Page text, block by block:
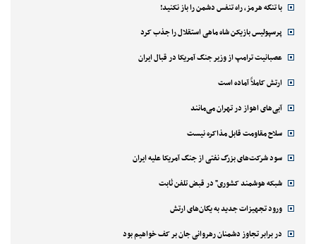
با تنگه هرمز، راه تنفس دشمن را باز نکنید!
پرسپولیس بازیکن شاه ماهی استقلال را جذب کرد
عصبانیت ترامپ از وزیر جنگ آمریکا در قبال ایران
ارتش کاملاً آماده است
آبی‌های اهواز در تهران می‌مانند
سلاح مقاومت قابل مذاکره نیست
سود شرکت‌های بزرگ نفتی از جنگ آمریکا علیه ایران
شبکه هوشمند کشوری" در قبض تلفن ثابت
ورود تجهیزات جدید به یگان‌های ارتش
در برابر تجاوز دشمنان رهروانی جان بر کف خواهیم بود